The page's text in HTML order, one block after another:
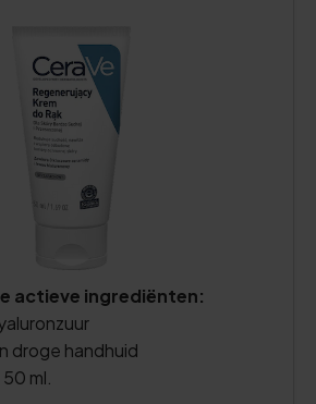
actieve ingrediënten:
droge handhuid
50 ml.